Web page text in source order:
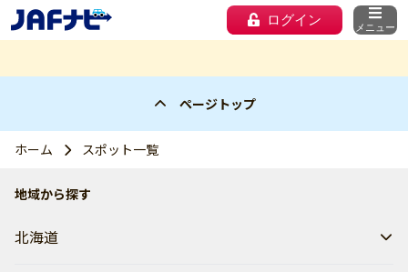
ログイン メニュー
ページトップ
ホーム スポット一覧
地域から探す
北海道